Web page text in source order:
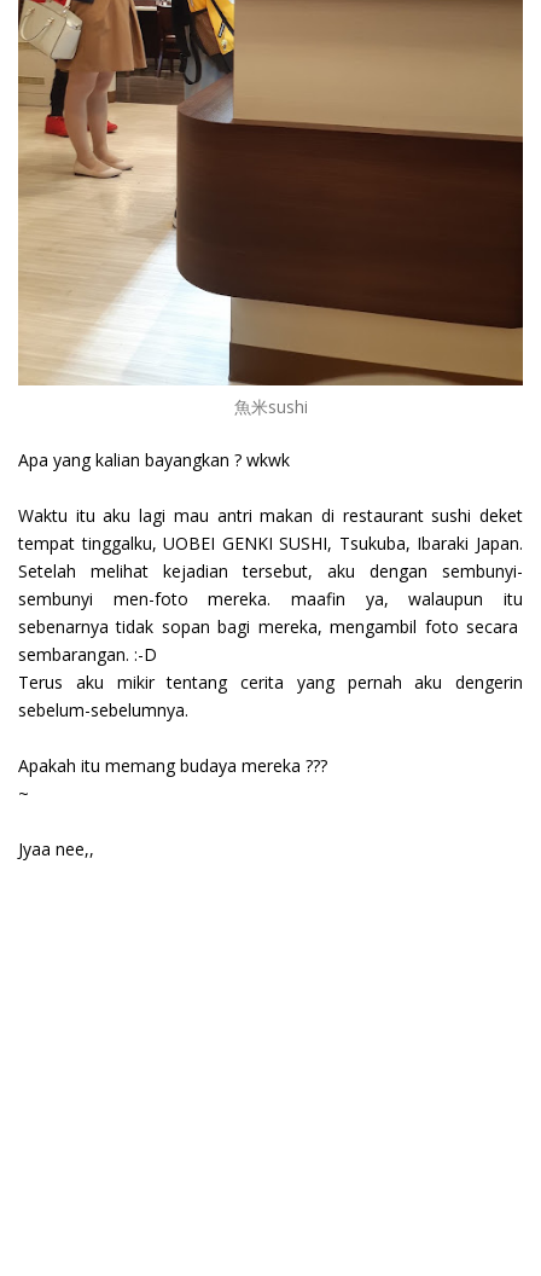
魚米sushi
Apa yang kalian bayangkan ? wkwk
Waktu itu aku lagi mau antri makan di restaurant sushi deket
tempat tinggalku, UOBEI GENKI SUSHI, Tsukuba, Ibaraki Japan.
Setelah melihat kejadian tersebut, aku dengan sembunyi-
sembunyi men-foto mereka. maafin ya, walaupun itu
sebenarnya tidak sopan bagi mereka, mengambil foto secara
sembarangan. :-D
Terus aku mikir tentang cerita yang pernah aku dengerin
sebelum-sebelumnya.
Apakah itu memang budaya mereka ???
~
Jyaa nee,,